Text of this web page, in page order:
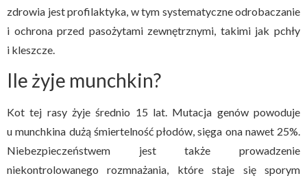
zdrowia jest profilaktyka, w tym systematyczne odrobaczanie
i ochrona przed pasożytami zewnętrznymi, takimi jak pchły
i kleszcze.
Ile żyje munchkin?
Kot tej rasy żyje średnio 15 lat. Mutacja genów powoduje
u munchkina dużą śmiertelność płodów, sięga ona nawet 25%.
Niebezpieczeństwem jest także prowadzenie
niekontrolowanego rozmnażania, które staje się sporym